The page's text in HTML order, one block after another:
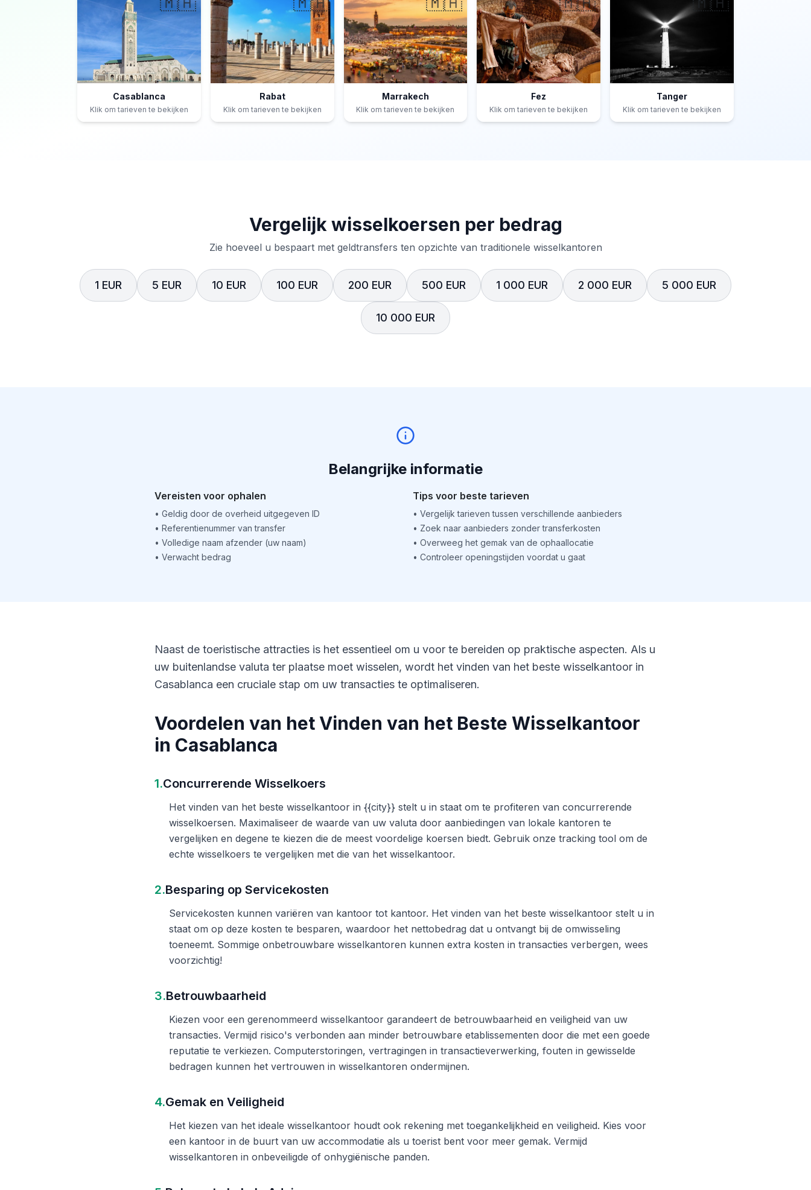
Casablanca
Klik om tarieven te bekijken
Rabat
Klik om tarieven te bekijken
Marrakech
Klik om tarieven te bekijken
Fez
Klik om tarieven te bekijken
Tanger
Klik om tarieven te bekijken
Vergelijk wisselkoersen per bedrag
Zie hoeveel u bespaart met geldtransfers ten opzichte van traditionele wisselkantoren
1 EUR 5 EUR 10 EUR 100 EUR 200 EUR 500 EUR 1 000 EUR 2 000 EUR 5 000 EUR
10 000 EUR
Belangrijke informatie
Vereisten voor ophalen
• Geldig door de overheid uitgegeven ID
• Referentienummer van transfer
• Volledige naam afzender (uw naam)
• Verwacht bedrag
Tips voor beste tarieven
• Vergelijk tarieven tussen verschillende aanbieders
• Zoek naar aanbieders zonder transferkosten
• Overweeg het gemak van de ophaallocatie
• Controleer openingstijden voordat u gaat
Naast de toeristische attracties is het essentieel om u voor te bereiden op praktische aspecten. Als u
uw buitenlandse valuta ter plaatse moet wisselen, wordt het vinden van het beste wisselkantoor in
Casablanca een cruciale stap om uw transacties te optimaliseren.
Voordelen van het Vinden van het Beste Wisselkantoor
in Casablanca
1.Concurrerende Wisselkoers
Het vinden van het beste wisselkantoor in {{city}} stelt u in staat om te profiteren van concurrerende
wisselkoersen. Maximaliseer de waarde van uw valuta door aanbiedingen van lokale kantoren te
vergelijken en degene te kiezen die de meest voordelige koersen biedt. Gebruik onze tracking tool om de
echte wisselkoers te vergelijken met die van het wisselkantoor.
2.Besparing op Servicekosten
Servicekosten kunnen variëren van kantoor tot kantoor. Het vinden van het beste wisselkantoor stelt u in
staat om op deze kosten te besparen, waardoor het nettobedrag dat u ontvangt bij de omwisseling
toeneemt. Sommige onbetrouwbare wisselkantoren kunnen extra kosten in transacties verbergen, wees
voorzichtig!
3.Betrouwbaarheid
Kiezen voor een gerenommeerd wisselkantoor garandeert de betrouwbaarheid en veiligheid van uw
transacties. Vermijd risico's verbonden aan minder betrouwbare etablissementen door die met een goede
reputatie te verkiezen. Computerstoringen, vertragingen in transactieverwerking, fouten in gewisselde
bedragen kunnen het vertrouwen in wisselkantoren ondermijnen.
4.Gemak en Veiligheid
Het kiezen van het ideale wisselkantoor houdt ook rekening met toegankelijkheid en veiligheid. Kies voor
een kantoor in de buurt van uw accommodatie als u toerist bent voor meer gemak. Vermijd
wisselkantoren in onbeveiligde of onhygiënische panden.